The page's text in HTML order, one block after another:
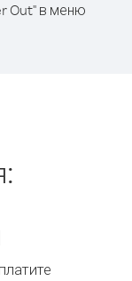
Out" в меню